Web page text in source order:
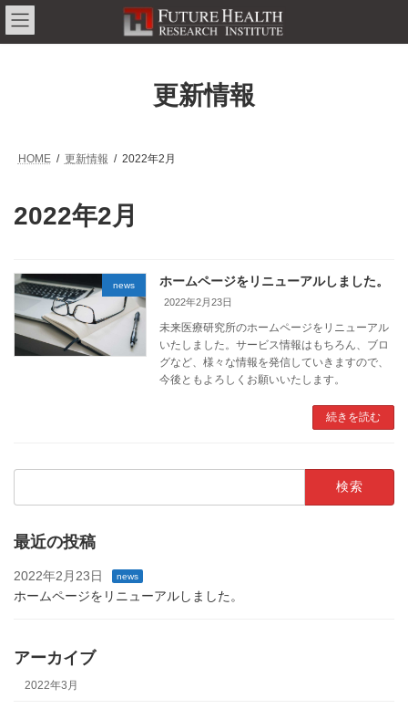
コ
ン
テ
ナ
ビ
ゲ
更新情報
HOME 更新情報 2022年2月
2022年2月
news ホームページをリニューアルしました。
2022年2月23日
未来医療研究所のホームページをリニューアル
いたしました。サービス情報はもちろん、ブロ
グなど、様々な情報を発信していきますので、
今後ともよろしくお願いいたします。
続きを読む
検
最近の投稿
2022年2月23日 news
ホームページをリニューアルしました。
アーカイブ
2022年3月